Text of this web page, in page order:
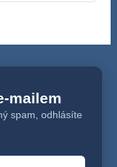
mailem
spam, odhlásíte